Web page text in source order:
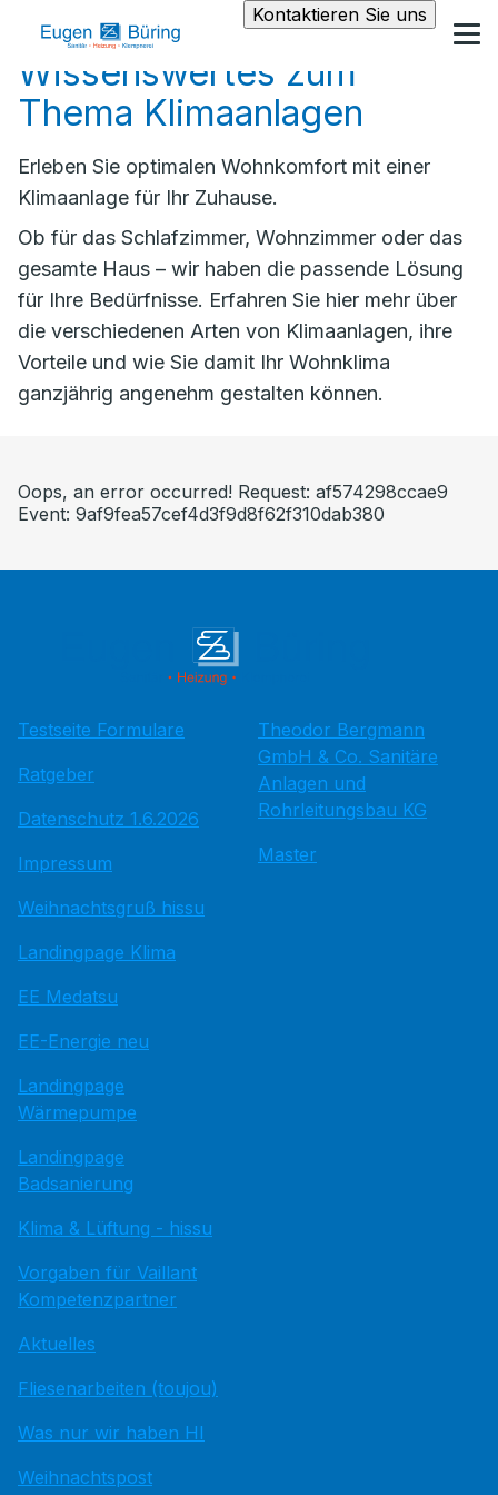
Kontaktieren Sie uns
Wissenswertes zum
Thema Klimaanlagen
Erleben Sie optimalen Wohnkomfort mit einer
Klimaanlage für Ihr Zuhause.
Ob für das Schlafzimmer, Wohnzimmer oder das
gesamte Haus – wir haben die passende Lösung
für Ihre Bedürfnisse. Erfahren Sie hier mehr über
die verschiedenen Arten von Klimaanlagen, ihre
Vorteile und wie Sie damit Ihr Wohnklima
ganzjährig angenehm gestalten können.
Oops, an error occurred! Request: af574298ccae9
Event: 9af9fea57cef4d3f9d8f62f310dab380
Testseite Formulare
Ratgeber
Datenschutz 1.6.2026
Impressum
Weihnachtsgruß hissu
Landingpage Klima
EE Medatsu
EE-Energie neu
Landingpage
Wärmepumpe
Landingpage
Badsanierung
Klima & Lüftung - hissu
Vorgaben für Vaillant
Kompetenzpartner
Aktuelles
Fliesenarbeiten (toujou)
Was nur wir haben HI
Weihnachtspost
Theodor Bergmann
GmbH & Co. Sanitäre
Anlagen und
Rohrleitungsbau KG
Master